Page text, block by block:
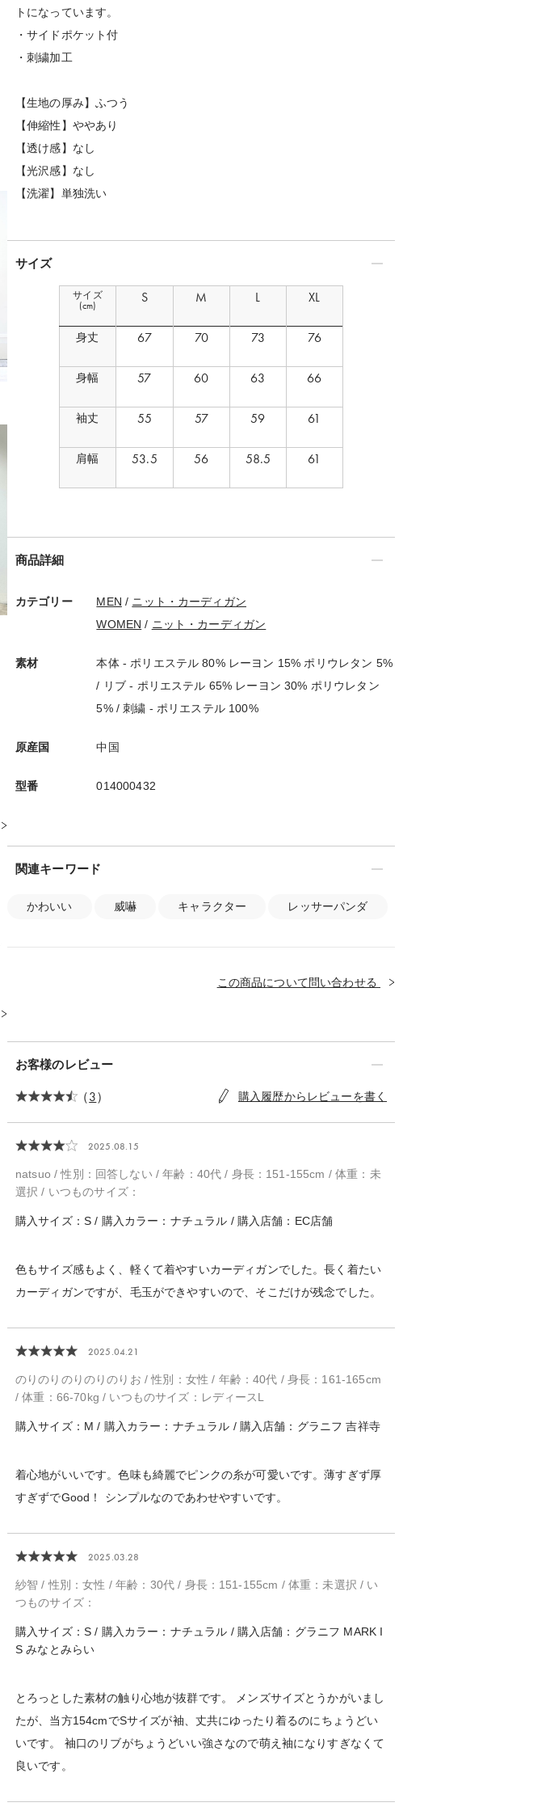
トになっています。
・サイドポケット付
・刺繍加工
【生地の厚み】ふつう
【伸縮性】ややあり
【透け感】なし
【光沢感】なし
【洗濯】単独洗い
サイズ
サイズ
(cm)
身丈
身幅
袖丈
肩幅
S M L XL
67 70 73 76
57 60 63 66
55 57 59 61
53.5 56 58.5 61
商品詳細
カテゴリー MEN / ニット・カーディガン
WOMEN / ニット・カーディガン
素材
本体 - ポリエステル 80% レーヨン 15% ポリウレタン 5%
/ リブ - ポリエステル 65% レーヨン 30% ポリウレタン
5% / 刺繍 - ポリエステル 100%
原産国 中国
型番 014000432
関連キーワード
かわいい 威嚇 キャラクター レッサーパンダ
この商品について問い合わせる
お客様のレビュー
（3） 購入履歴からレビューを書く
2025.08.15
natsuo / 性別：回答しない / 年齢：40代 / 身長：151-155cm / 体重：未
選択 / いつものサイズ：
購入サイズ：S / 購入カラー：ナチュラル / 購入店舗：EC店舗
色もサイズ感もよく、軽くて着やすいカーディガンでした。長く着たい
カーディガンですが、毛玉ができやすいので、そこだけが残念でした。
2025.04.21
のりのりのりのりのりお / 性別：女性 / 年齢：40代 / 身長：161-165cm
/ 体重：66-70kg / いつものサイズ：レディースL
購入サイズ：M / 購入カラー：ナチュラル / 購入店舗：グラニフ 吉祥寺
着心地がいいです。色味も綺麗でピンクの糸が可愛いです。薄すぎず厚
すぎずでGood！ シンプルなのであわせやすいです。
2025.03.28
紗智 / 性別：女性 / 年齢：30代 / 身長：151-155cm / 体重：未選択 / い
つものサイズ：
購入サイズ：S / 購入カラー：ナチュラル / 購入店舗：グラニフ MARK I
S みなとみらい
とろっとした素材の触り心地が抜群です。 メンズサイズとうかがいまし
たが、当方154cmでSサイズが袖、丈共にゆったり着るのにちょうどい
いです。 袖口のリブがちょうどいい強さなので萌え袖になりすぎなくて
良いです。